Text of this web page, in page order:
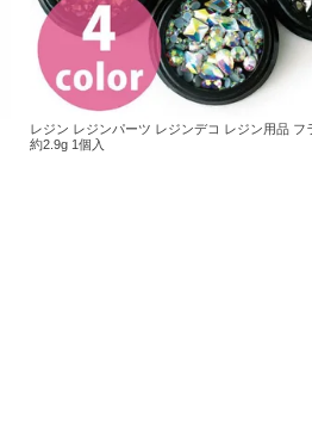
レジン レジンパーツ レジンデコ レジン用品 フ
約2.9g 1個入